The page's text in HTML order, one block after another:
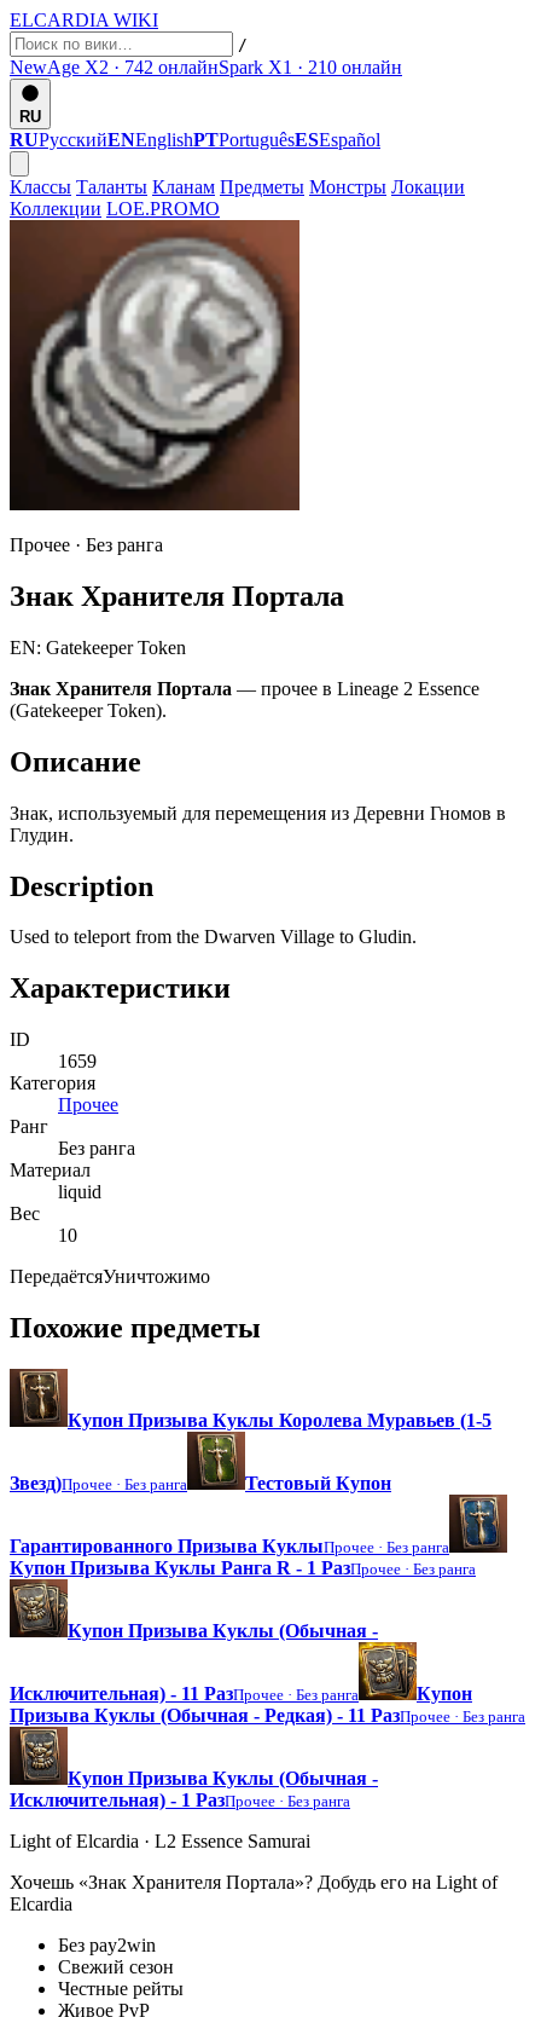
ELCARDIA WIKI
/
NewAge X2 · 742 онлайнSpark X1 · 210 онлайн
RU
RUРусскийENEnglishPTPortuguêsESEspañol
Классы Таланты Кланам Предметы Монстры Локации
Коллекции LOE.PROMO
Прочее · Без ранга
Знак Хранителя Портала
EN: Gatekeeper Token
Знак Хранителя Портала — прочее в Lineage 2 Essence
(Gatekeeper Token).
Описание
Знак, используемый для перемещения из Деревни Гномов в
Глудин.
Description
Used to teleport from the Dwarven Village to Gludin.
Характеристики
ID
1659
Категория
Прочее
Ранг
Без ранга
Материал
liquid
Вес
10
ПередаётсяУничтожимо
Похожие предметы
Купон Призыва Куклы Королева Муравьев (1-5
Звезд)Прочее · Без ранга Тестовый Купон
Гарантированного Призыва КуклыПрочее · Без ранга
Купон Призыва Куклы Ранга R - 1 РазПрочее · Без ранга
Купон Призыва Куклы (Обычная -
Исключительная) - 11 РазПрочее · Без ранга
Купон
Призыва Куклы (Обычная - Редкая) - 11 РазПрочее · Без ранга
Купон Призыва Куклы (Обычная -
Исключительная) - 1 РазПрочее · Без ранга
Light of Elcardia · L2 Essence Samurai
Хочешь «Знак Хранителя Портала»? Добудь его на Light of
Elcardia
Без pay2win
Свежий сезон
Честные рейты
Живое PvP